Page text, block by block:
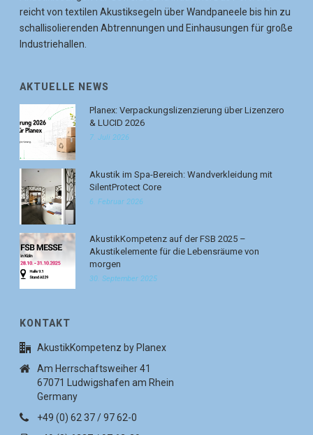
reicht von textilen Akustiksegeln über Wandpaneele bis hin zu
schallisolierenden Abtrennungen und Einhausungen für große
Industriehallen.
AKTUELLE NEWS
Planex: Verpackungslizenzierung über Lizenzero
& LUCID 2026
7. Juli 2026
Akustik im Spa-Bereich: Wandverkleidung mit
SilentProtect Core
6. Februar 2026
AkustikKompetenz auf der FSB 2025 –
Akustikelemente für die Lebensräume von
morgen
30. September 2025
KONTAKT
AkustikKompetenz by Planex
Am Herrschaftsweiher 41
67071 Ludwigshafen am Rhein
Germany
+49 (0) 62 37 / 97 62-0